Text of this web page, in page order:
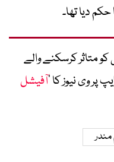
دیا تھا۔
متاثر کرسکنے والے
وی نیوز کا ’آفیشل
مندر